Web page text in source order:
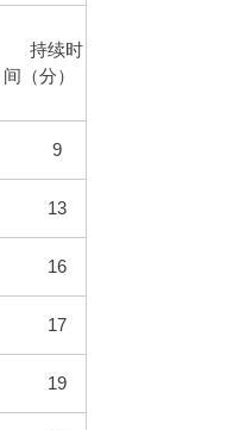
持续时
间（分）
9
13
16
17
19